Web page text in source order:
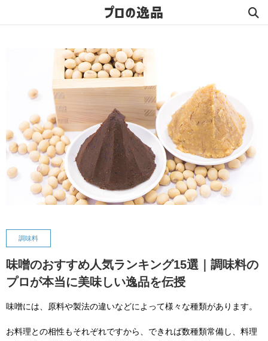
プロの逸品
調味料
味噌のおすすめ人気ランキング15選｜調味料の
プロが本当に美味しい逸品を伝授
味噌には、原料や製法の違いなどによって様々な種類があります。
お料理との相性もそれぞれですから、できれば数種類常備し、料理